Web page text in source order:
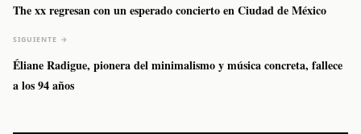
The xx regresan con un esperado concierto en Ciudad de México
SIGUIENTE →
Éliane Radigue, pionera del minimalismo y música concreta, fallece
a los 94 años